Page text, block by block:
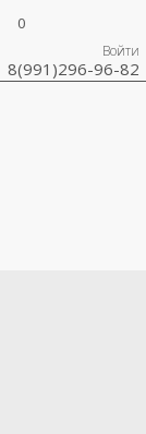
Войти
0
8(991)296-96-82